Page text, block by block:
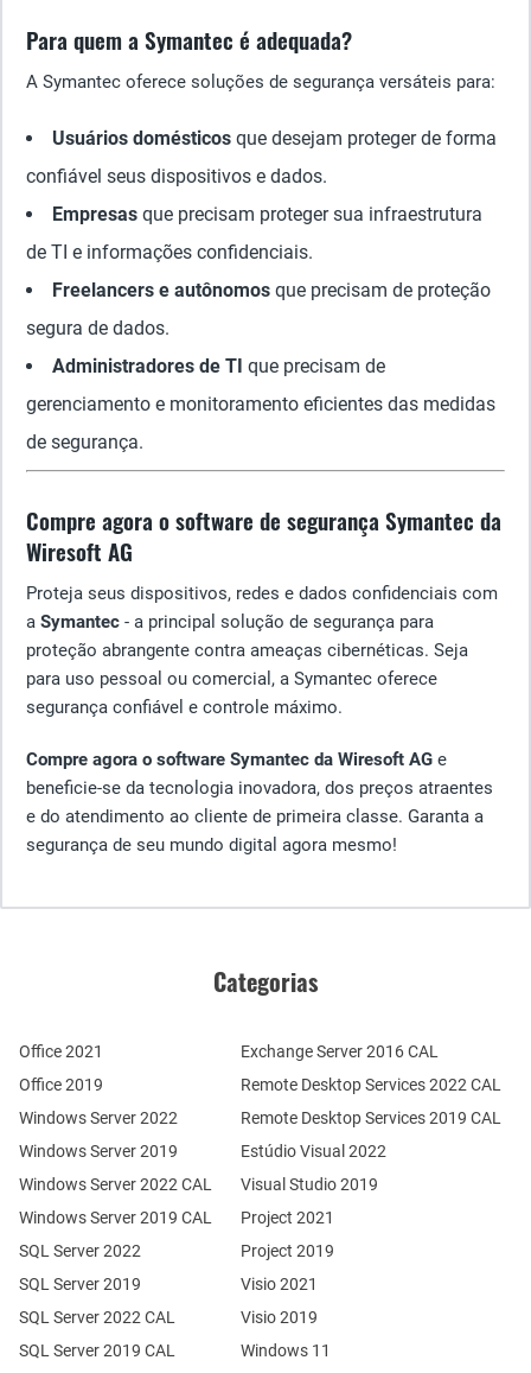
Para quem a Symantec é adequada?
A Symantec oferece soluções de segurança versáteis para:
Usuários domésticos que desejam proteger de forma
confiável seus dispositivos e dados.
Empresas que precisam proteger sua infraestrutura
de TI e informações confidenciais.
Freelancers e autônomos que precisam de proteção
segura de dados.
Administradores de TI que precisam de
gerenciamento e monitoramento eficientes das medidas
de segurança.
Compre agora o software de segurança Symantec da
Wiresoft AG
Proteja seus dispositivos, redes e dados confidenciais com
a Symantec - a principal solução de segurança para
proteção abrangente contra ameaças cibernéticas. Seja
para uso pessoal ou comercial, a Symantec oferece
segurança confiável e controle máximo.
Compre agora o software Symantec da Wiresoft AG e
beneficie-se da tecnologia inovadora, dos preços atraentes
e do atendimento ao cliente de primeira classe. Garanta a
segurança de seu mundo digital agora mesmo!
Categorias
Office 2021
Office 2019
Windows Server 2022
Windows Server 2019
SQL Server 2022
SQL Server 2019
Windows Server 2022 CAL
Windows Server 2019 CAL
SQL Server 2022 CAL
SQL Server 2019 CAL
Remote Desktop Services 2022 CAL
Remote Desktop Services 2019 CAL
Exchange Server 2016 CAL
Estúdio Visual 2022
Visual Studio 2019
Project 2021
Project 2019
Visio 2021
Visio 2019
Windows 11